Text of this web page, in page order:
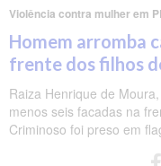
Violência contra mulher em
Homem arromba
frente dos filhos
Raiza Henrique de
menos seis facadas na
Criminoso foi preso em